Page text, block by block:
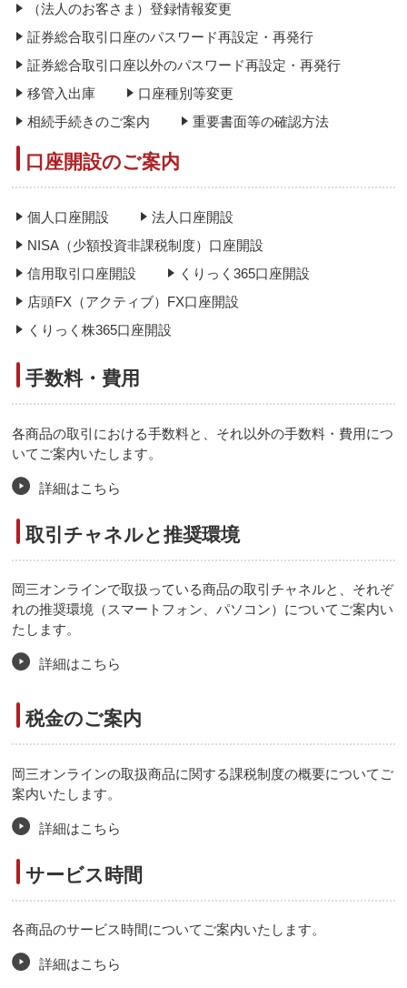
（法人のお客さま）登録情報変更
証券総合取引口座のパスワード再設定・再発行
証券総合取引口座以外のパスワード再設定・再発行
移管入出庫
口座種別等変更
相続手続きのご案内
重要書面等の確認方法
口座開設のご案内
個人口座開設
法人口座開設
NISA（少額投資非課税制度）口座開設
信用取引口座開設
くりっく365口座開設
店頭FX（アクティブ）FX口座開設
くりっく株365口座開設
手数料・費用
各商品の取引における手数料と、それ以外の手数料・費用につ
いてご案内いたします。
詳細はこちら
取引チャネルと推奨環境
岡三オンラインで取扱っている商品の取引チャネルと、それぞ
れの推奨環境（スマートフォン、パソコン）についてご案内い
たします。
詳細はこちら
税金のご案内
岡三オンラインの取扱商品に関する課税制度の概要についてご
案内いたします。
詳細はこちら
サービス時間
各商品のサービス時間についてご案内いたします。
詳細はこちら